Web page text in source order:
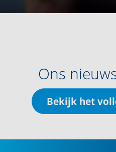
Ons
Bekijk het